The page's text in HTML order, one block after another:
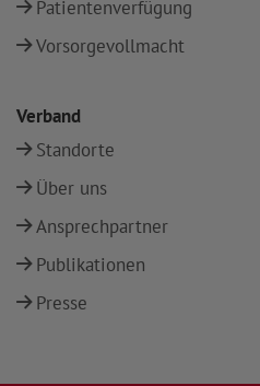
Patientenverfügung
Vorsorgevollmacht
Verband
Standorte
Über uns
Ansprechpartner
Publikationen
Presse